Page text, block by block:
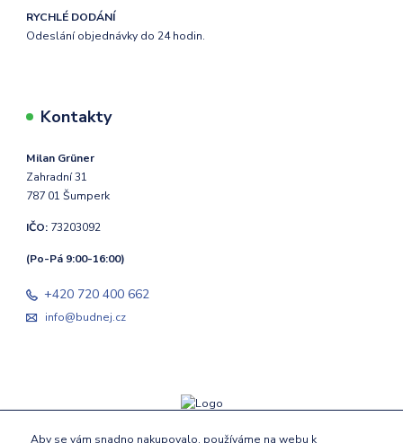
RYCHLÉ DODÁNÍ
Odeslání objednávky do 24 hodin.
Kontakty
Milan Grüner
Zahradní 31
787 01 Šumperk
IČO: 73203092
(Po-Pá 9:00-16:00)
+420 720 400 662
info@budnej.cz
Aby se vám snadno nakupovalo, používáme na webu k